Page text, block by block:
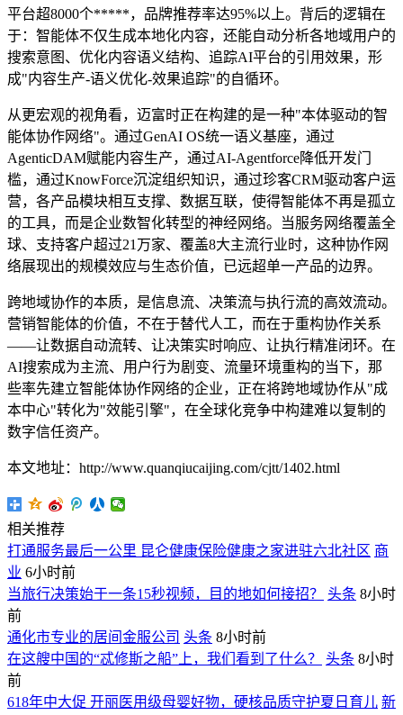
平台超8000个*****，品牌推荐率达95%以上。背后的逻辑在
于：智能体不仅生成本地化内容，还能自动分析各地域用户的
搜索意图、优化内容语义结构、追踪AI平台的引用效果，形
成"内容生产-语义优化-效果追踪"的自循环。
从更宏观的视角看，迈富时正在构建的是一种"本体驱动的智
能体协作网络"。通过GenAI OS统一语义基座，通过
AgenticDAM赋能内容生产，通过AI-Agentforce降低开发门
槛，通过KnowForce沉淀组织知识，通过珍客CRM驱动客户运
营，各产品模块相互支撑、数据互联，使得智能体不再是孤立
的工具，而是企业数智化转型的神经网络。当服务网络覆盖全
球、支持客户超过21万家、覆盖8大主流行业时，这种协作网
络展现出的规模效应与生态价值，已远超单一产品的边界。
跨地域协作的本质，是信息流、决策流与执行流的高效流动。
营销智能体的价值，不在于替代人工，而在于重构协作关系
——让数据自动流转、让决策实时响应、让执行精准闭环。在
AI搜索成为主流、用户行为剧变、流量环境重构的当下，那
些率先建立智能体协作网络的企业，正在将跨地域协作从"成
本中心"转化为"效能引擎"，在全球化竞争中构建难以复制的
数字信任资产。
本文地址：http://www.quanqiucaijing.com/cjtt/1402.html
相关推荐
打通服务最后一公里 昆仑健康保险健康之家进驻六北社区 商
业 6小时前
当旅行决策始于一条15秒视频，目的地如何接招？
头条 8小时
前
通化市专业的居间金服公司 头条 8小时前
在这艘中国的“忒修斯之船”上，我们看到了什么？
头条 8小时
前
618年中大促 开丽医用级母婴好物，硬核品质守护夏日育儿 新